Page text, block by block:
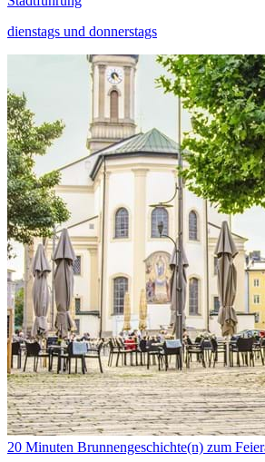
dienstags und donnerstags
20 Minuten Brunnengeschichte(n) zum